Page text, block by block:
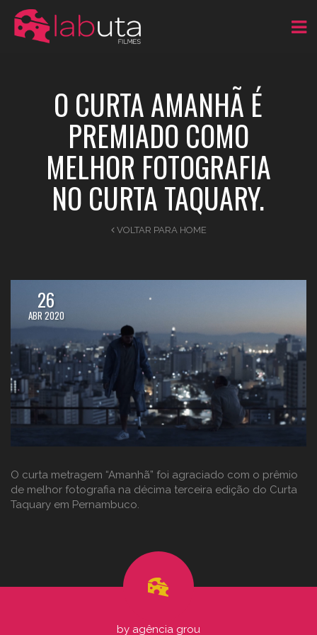
O CURTA AMANHÃ É
PREMIADO COMO
MELHOR FOTOGRAFIA
NO CURTA TAQUARY.
VOLTAR PARA HOME
26
ABR 2020
O curta metragem “Amanhã” foi agraciado com o prêmio
de melhor fotografia na décima terceira edição do Curta
Taquary em Pernambuco.
by agência grou